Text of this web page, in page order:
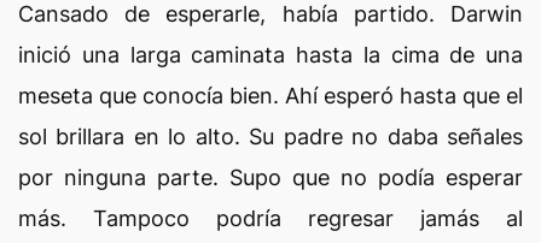
Cansado de esperarle, había partido. Darwin
inició una larga caminata hasta la cima de una
meseta que conocía bien. Ahí esperó hasta que el
sol brillara en lo alto. Su padre no daba señales
por ninguna parte. Supo que no podía esperar
más. Tampoco podría regresar jamás al